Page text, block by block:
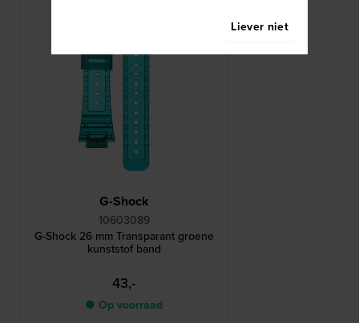
G-Shock
10603089
G-Shock 26 mm Transparant groene
kunststof band
43,-
● Op voorraad
Liever niet